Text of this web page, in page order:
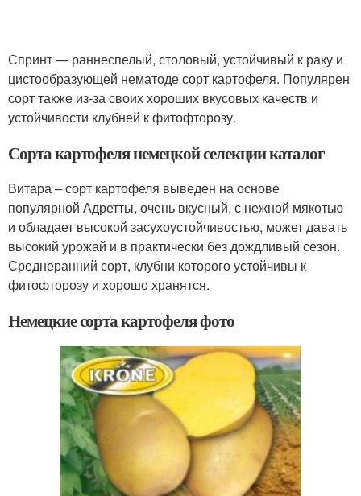
Спринт — раннеспелый, столовый, устойчивый к раку и
цистообразующей нематоде сорт картофеля. Популярен
сорт также из-за своих хороших вкусовых качеств и
устойчивости клубней к фитофторозу.
Сорта картофеля немецкой селекции каталог
Витара – сорт картофеля выведен на основе
популярной Адретты, очень вкусный, с нежной мякотью
и обладает высокой засухоустойчивостью, может давать
высокий урожай и в практически без дождливый сезон.
Среднеранний сорт, клубни которого устойчивы к
фитофторозу и хорошо хранятся.
Немецкие сорта картофеля фото